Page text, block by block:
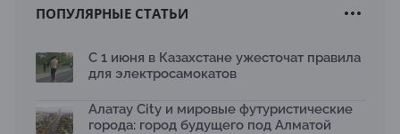
ПОПУЛЯРНЫЕ СТАТЬИ
С 1 июня в Казахстане ужесточат правила
для электросамокатов
Алатау City и мировые футуристические
города: город будущего под Алматой